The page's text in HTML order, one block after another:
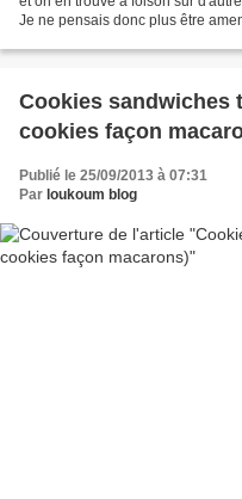
Je ne pensais donc plus être
Cookies sandwiches
cookies façon
Publié le 25/09/2013 à 07:31
Par loukoum blog